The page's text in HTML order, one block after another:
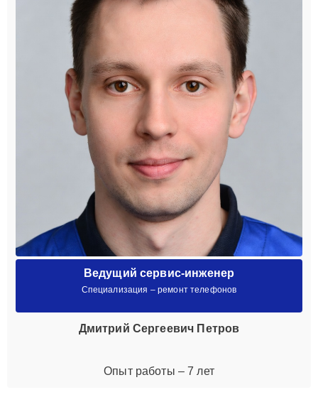
Ведущий сервис-инженер
Специализация – ремонт телефонов
Дмитрий Сергеевич Петров
Опыт работы – 7 лет